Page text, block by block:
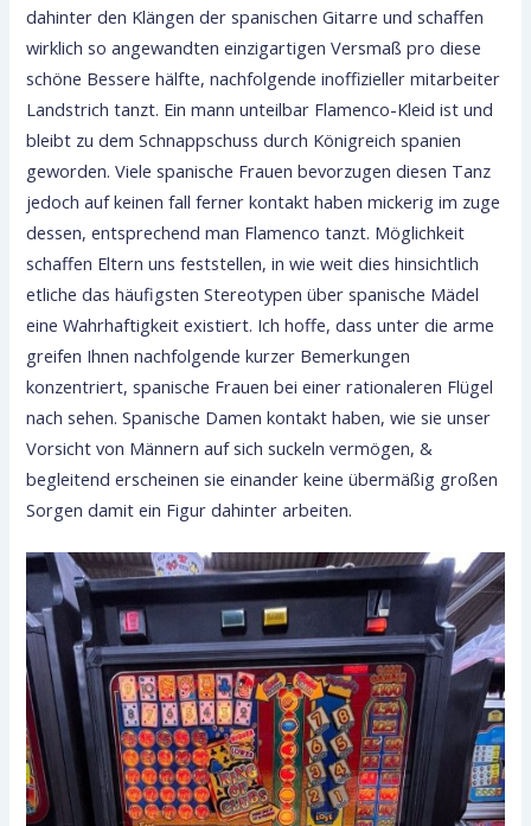
dahinter den Klängen der spanischen Gitarre und schaffen
wirklich so angewandten einzigartigen Versmaß pro diese
schöne Bessere hälfte, nachfolgende inoffizieller mitarbeiter
Landstrich tanzt. Ein mann unteilbar Flamenco-Kleid ist und
bleibt zu dem Schnappschuss durch Königreich spanien
geworden. Viele spanische Frauen bevorzugen diesen Tanz
jedoch auf keinen fall ferner kontakt haben mickerig im zuge
dessen, entsprechend man Flamenco tanzt. Möglichkeit
schaffen Eltern uns feststellen, in wie weit dies hinsichtlich
etliche das häufigsten Stereotypen über spanische Mädel
eine Wahrhaftigkeit existiert. Ich hoffe, dass unter die arme
greifen Ihnen nachfolgende kurzer Bemerkungen
konzentriert, spanische Frauen bei einer rationaleren Flügel
nach sehen. Spanische Damen kontakt haben, wie sie unser
Vorsicht von Männern auf sich suckeln vermögen, &
begleitend erscheinen sie einander keine übermäßig großen
Sorgen damit ein Figur dahinter arbeiten.